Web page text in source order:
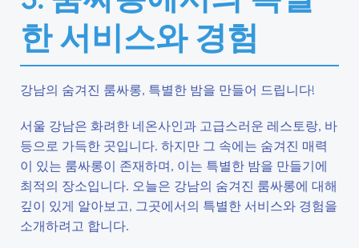
한 서비스와 경험
강남의 숨겨진 룸싸롱, 특별한 밤을 만들어 드립니다!
서울 강남은 화려한 네온사인과 고급스러운 레스토랑, 바
등으로 가득한 곳입니다. 하지만 그 속에는 숨겨진 매력
이 있는 룸싸롱이 존재하며, 이는 특별한 밤을 만들기에
최적의 장소입니다. 오늘은 강남의 숨겨진 룸싸롱에 대해
깊이 있게 알아보고, 그곳에서의 특별한 서비스와 경험을
소개하려고 합니다.